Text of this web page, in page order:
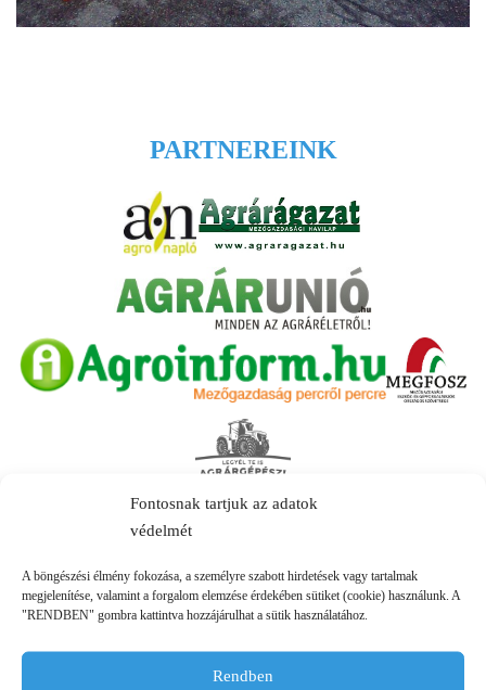
Fontosnak tartjuk az adatok
védelmét
A böngészési élmény fokozása, a személyre szabott hirdetések vagy tartalmak
megjelenítése, valamint a forgalom elemzése érdekében sütiket (cookie) használunk. A
"RENDBEN" gombra kattintva hozzájárulhat a sütik használatához.
Rendben
PARTNEREINK
Kapcsolat